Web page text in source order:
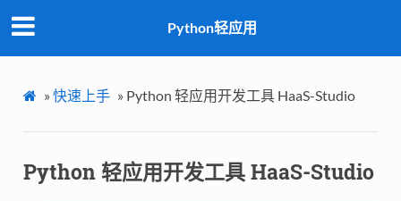
Python轻应用
» 快速上手 » Python 轻应用开发工具 HaaS-Studio
Python 轻应用开发工具 HaaS-Studio